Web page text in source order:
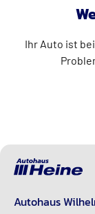
Ihr Auto ist
Autohaus